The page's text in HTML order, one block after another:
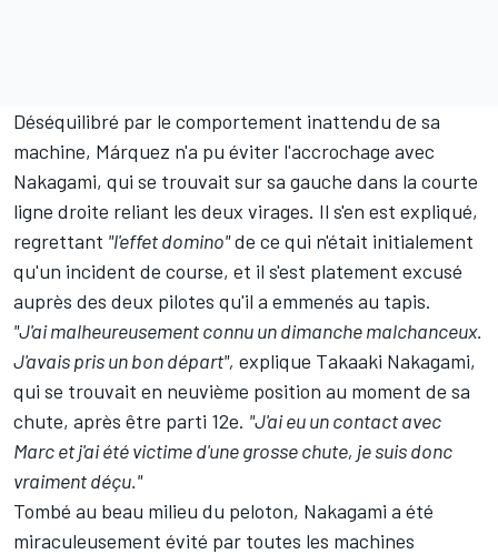
Déséquilibré par le comportement inattendu de sa
machine, Márquez n'a pu éviter l'accrochage avec
Nakagami, qui se trouvait sur sa gauche dans la courte
ligne droite reliant les deux virages. Il s'en est expliqué,
regrettant "l'effet domino"de ce qui n'était initialement
qu'un incident de course, et il s'est platement excusé
auprès des deux pilotes qu'il a emmenés au tapis.
"J'ai malheureusement connu un dimanche malchanceux.
J'avais pris un bon départ", explique Takaaki Nakagami,
qui se trouvait en neuvième position au moment de sa
chute, après être parti 12e. "J'ai eu un contact avec
Marc et j'ai été victime d'une grosse chute, je suis donc
vraiment déçu."
Tombé au beau milieu du peloton, Nakagami a été
miraculeusement évité par toutes les machines